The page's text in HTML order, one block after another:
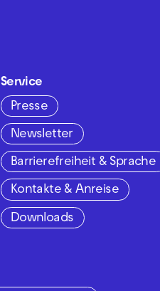
Service
Presse
Newsletter
Barrierefreiheit & Sprache
Kontakte & Anreise
Downloads